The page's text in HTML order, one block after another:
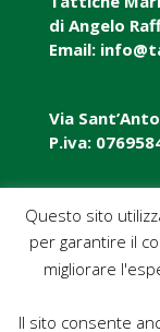
di Angelo
Email:
Via
P.iva:
P.iva:
Pec:
Questo sito
per garantire il
migliorare
Il sito consente